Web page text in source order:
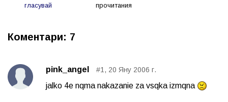
гласувай прочитания
Коментари: 7
pink_angel #1, 20 Яну 2006 г.
jalko 4e nqma nakazanie za vsqka izmqna